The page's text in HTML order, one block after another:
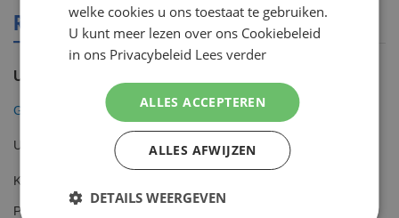
REVIEWS OVER DIT PRODUCT
U plaatst een review over:
Gillette Labs snel schuimende scheergel
Uw waardering
Kwaliteit
1
2
3
4
5
Prijs
welke cookies u ons toestaat te gebruiken.
U kunt meer lezen over ons Cookiebeleid
in ons Privacybeleid Lees verder
ALLES ACCEPTEREN
ALLES AFWIJZEN
DETAILS WEERGEVEN